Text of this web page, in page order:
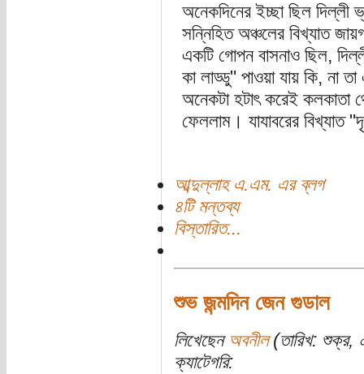
অনেকদিনের ইচ্ছা ছিল
সন্নিহিত অঞ্চলের বিখ্যাত
একটি গোপন বাসনাও ছিল,
কা লাড্ডু" পাওয়া যায় কি, না
অনেকটা হটাৎ করেই কলকাতা
ফেললাম। যাযাবরের বিখ্যাত
আব্দুল্লাহ এ.এম. এর ব্লগ
৪টি মন্তব্য
বিস্তারিত...
শুভ জন্মদিন জেন গুডাল
লিখেছেন অবনীল(তারিখ: শুক্র,
ক্যাটেগরি: